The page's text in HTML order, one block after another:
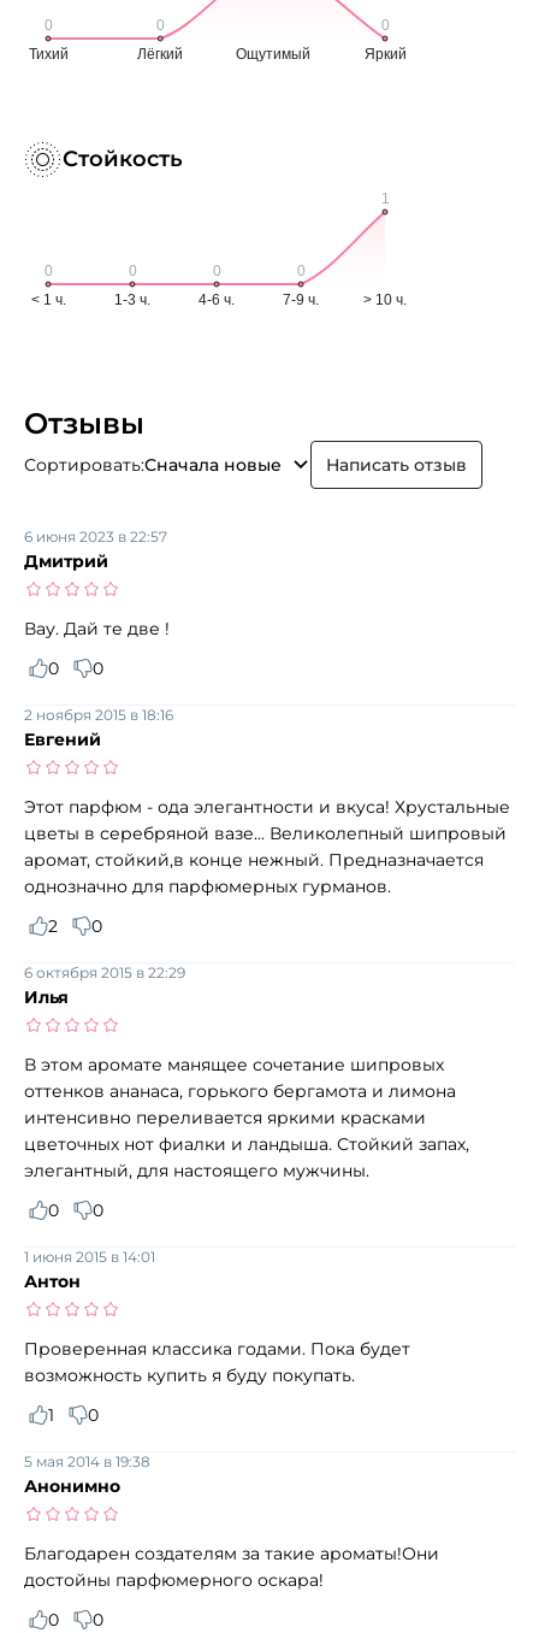
Стойкость
Отзывы
Сортировать:Сначала новые Написать отзыв
Дмитрий
6 июня 2023 в 22:57
Вау. Дай те две !
0
0
Евгений
2 ноября 2015 в 18:16
Этот парфюм - ода элегантности и вкуса! Хрустальные
цветы в серебряной вазе... Великолепный шипровый
аромат, стойкий,в конце нежный. Предназначается
однозначно для парфюмерных гурманов.
2
0
Илья
6 октября 2015 в 22:29
В этом аромате манящее сочетание шипровых
оттенков ананаса, горького бергамота и лимона
интенсивно переливается яркими красками
цветочных нот фиалки и ландыша. Стойкий запах,
элегантный, для настоящего мужчины.
0
0
Антон
1 июня 2015 в 14:01
Проверенная классика годами. Пока будет
возможность купить я буду покупать.
1
0
Анонимно
5 мая 2014 в 19:38
Благодарен создателям за такие ароматы!Они
достойны парфюмерного оскара!
0
0